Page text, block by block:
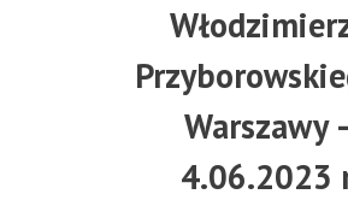
Warszawy
4.06.2023